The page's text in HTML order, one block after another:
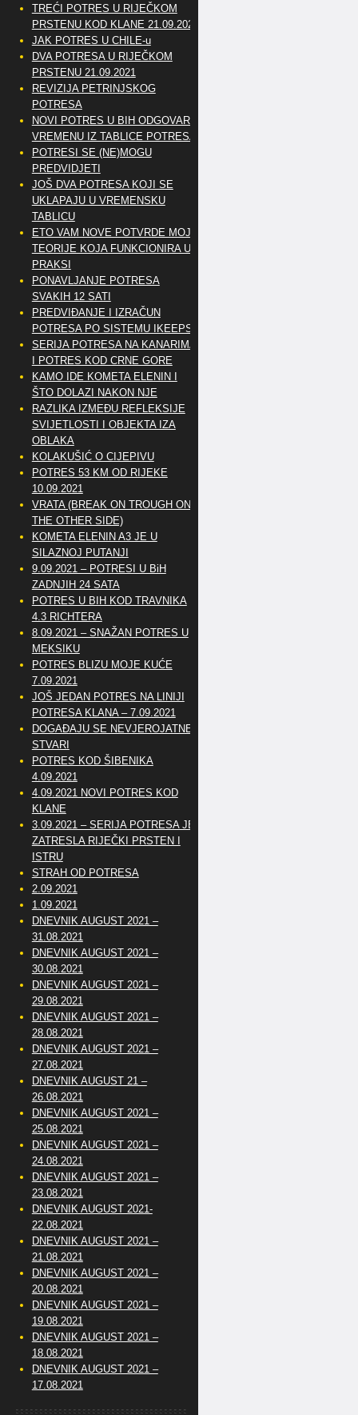
TREĆI POTRES U RIJEČKOM
PRSTENU KOD KLANE 21.09.2021
JAK POTRES U CHILE-u
DVA POTRESA U RIJEČKOM
PRSTENU 21.09.2021
REVIZIJA PETRINJSKOG
POTRESA
NOVI POTRES U BIH ODGOVARA
VREMENU IZ TABLICE POTRESA
POTRESI SE (NE)MOGU
PREDVIDJETI
JOŠ DVA POTRESA KOJI SE
UKLAPAJU U VREMENSKU
TABLICU
ETO VAM NOVE POTVRDE MOJE
TEORIJE KOJA FUNKCIONIRA U
PRAKSI
PONAVLJANJE POTRESA
SVAKIH 12 SATI
PREDVIĐANJE I IZRAČUN
POTRESA PO SISTEMU IKEEPS
SERIJA POTRESA NA KANARIMA
I POTRES KOD CRNE GORE
KAMO IDE KOMETA ELENIN I
ŠTO DOLAZI NAKON NJE
RAZLIKA IZMEĐU REFLEKSIJE
SVIJETLOSTI I OBJEKTA IZA
OBLAKA
KOLAKUŠIĆ O CIJEPIVU
POTRES 53 KM OD RIJEKE
10.09.2021
VRATA (BREAK ON TROUGH ON
THE OTHER SIDE)
KOMETA ELENIN A3 JE U
SILAZNOJ PUTANJI
9.09.2021 – POTRESI U BiH
ZADNJIH 24 SATA
POTRES U BIH KOD TRAVNIKA
4.3 RICHTERA
8.09.2021 – SNAŽAN POTRES U
MEKSIKU
POTRES BLIZU MOJE KUĆE
7.09.2021
JOŠ JEDAN POTRES NA LINIJI
POTRESA KLANA – 7.09.2021
DOGAĐAJU SE NEVJEROJATNE
STVARI
POTRES KOD ŠIBENIKA
4.09.2021
4.09.2021 NOVI POTRES KOD
KLANE
3.09.2021 – SERIJA POTRESA JE
ZATRESLA RIJEČKI PRSTEN I
ISTRU
STRAH OD POTRESA
2.09.2021
1.09.2021
DNEVNIK AUGUST 2021 –
31.08.2021
DNEVNIK AUGUST 2021 –
30.08.2021
DNEVNIK AUGUST 2021 –
29.08.2021
DNEVNIK AUGUST 2021 –
28.08.2021
DNEVNIK AUGUST 2021 –
27.08.2021
DNEVNIK AUGUST 21 –
26.08.2021
DNEVNIK AUGUST 2021 –
25.08.2021
DNEVNIK AUGUST 2021 –
24.08.2021
DNEVNIK AUGUST 2021 –
23.08.2021
DNEVNIK AUGUST 2021-
22.08.2021
DNEVNIK AUGUST 2021 –
21.08.2021
DNEVNIK AUGUST 2021 –
20.08.2021
DNEVNIK AUGUST 2021 –
19.08.2021
DNEVNIK AUGUST 2021 –
18.08.2021
DNEVNIK AUGUST 2021 –
17.08.2021